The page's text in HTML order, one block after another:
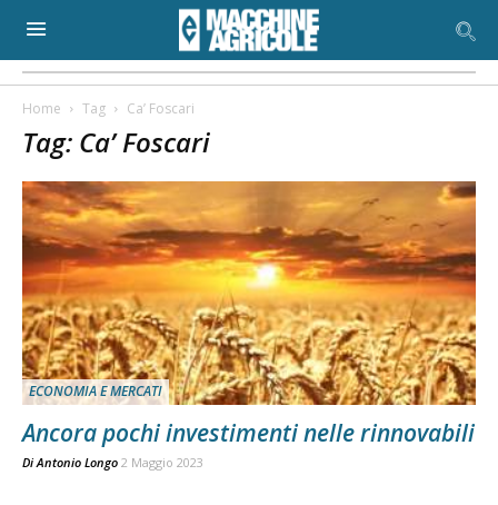
Home Tag Ca’ Foscari
Tag: Ca’ Foscari
ECONOMIA E MERCATI
Ancora pochi investimenti nelle rinnovabili
DiAntonio Longo 2 Maggio 2023